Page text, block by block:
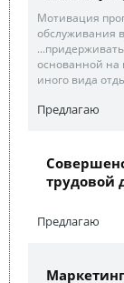
Мотивация
обслуживания
основанной на
иного вида
Предлагаю
трудовой
Предлагаю